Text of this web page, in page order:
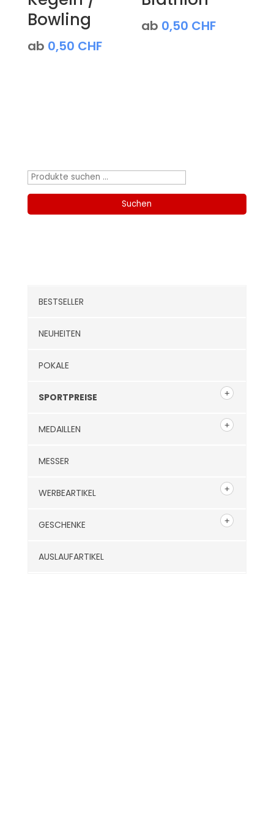
Bowling
ab 0,50 CHF
ab 0,50 CHF
Suchen
Suchen
BESTSELLER
NEUHEITEN
POKALE
SPORTPREISE
MEDAILLEN
MESSER
WERBEARTIKEL
GESCHENKE
AUSLAUFARTIKEL